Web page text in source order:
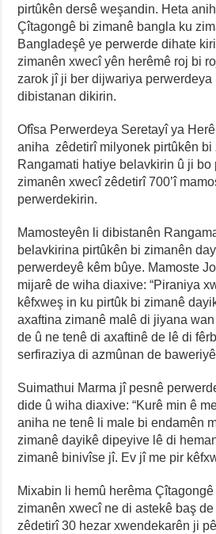
pirtûkên dersê weşandin. Heta
Çîtagongê bi zimanê bangla ku
Bangladeşê ye perwerde dihate
zimanên xwecî yên herêmê roj bi
zarok jî ji ber dijwariya perwerdeya
dibistanan dikirin.
Ofîsa Perwerdeya Seretayî ya
aniha zêdetirî milyonek pirtûkên bi
Rangamati hatiye belavkirin û ji bo
zimanên xwecî zêdetirî 700’î
perwerdekirin.
Mamosteyên li dibistanên
belavkirina pirtûkên bi zimanên
perwerdeyê kêm bûye. Mamoste
mijarê de wiha diaxive: “Piraniya
kêfxweş in ku pirtûk bi zimanê
axaftina zimanê malê di jiyana
de û ne tenê di axaftinê de lê di
serfiraziya di azmûnan de
Suimathui Marma jî pesnê
dide û wiha diaxive: “Kurê min ê
aniha ne tenê li male bi endamên
zimanê dayikê dipeyive lê di
zimanê binivîse jî. Ev jî me pir
Mixabin li hemû herêma
zimanên xwecî ne di astekê baş
zêdetirî 30 hezar xwendekarên ji